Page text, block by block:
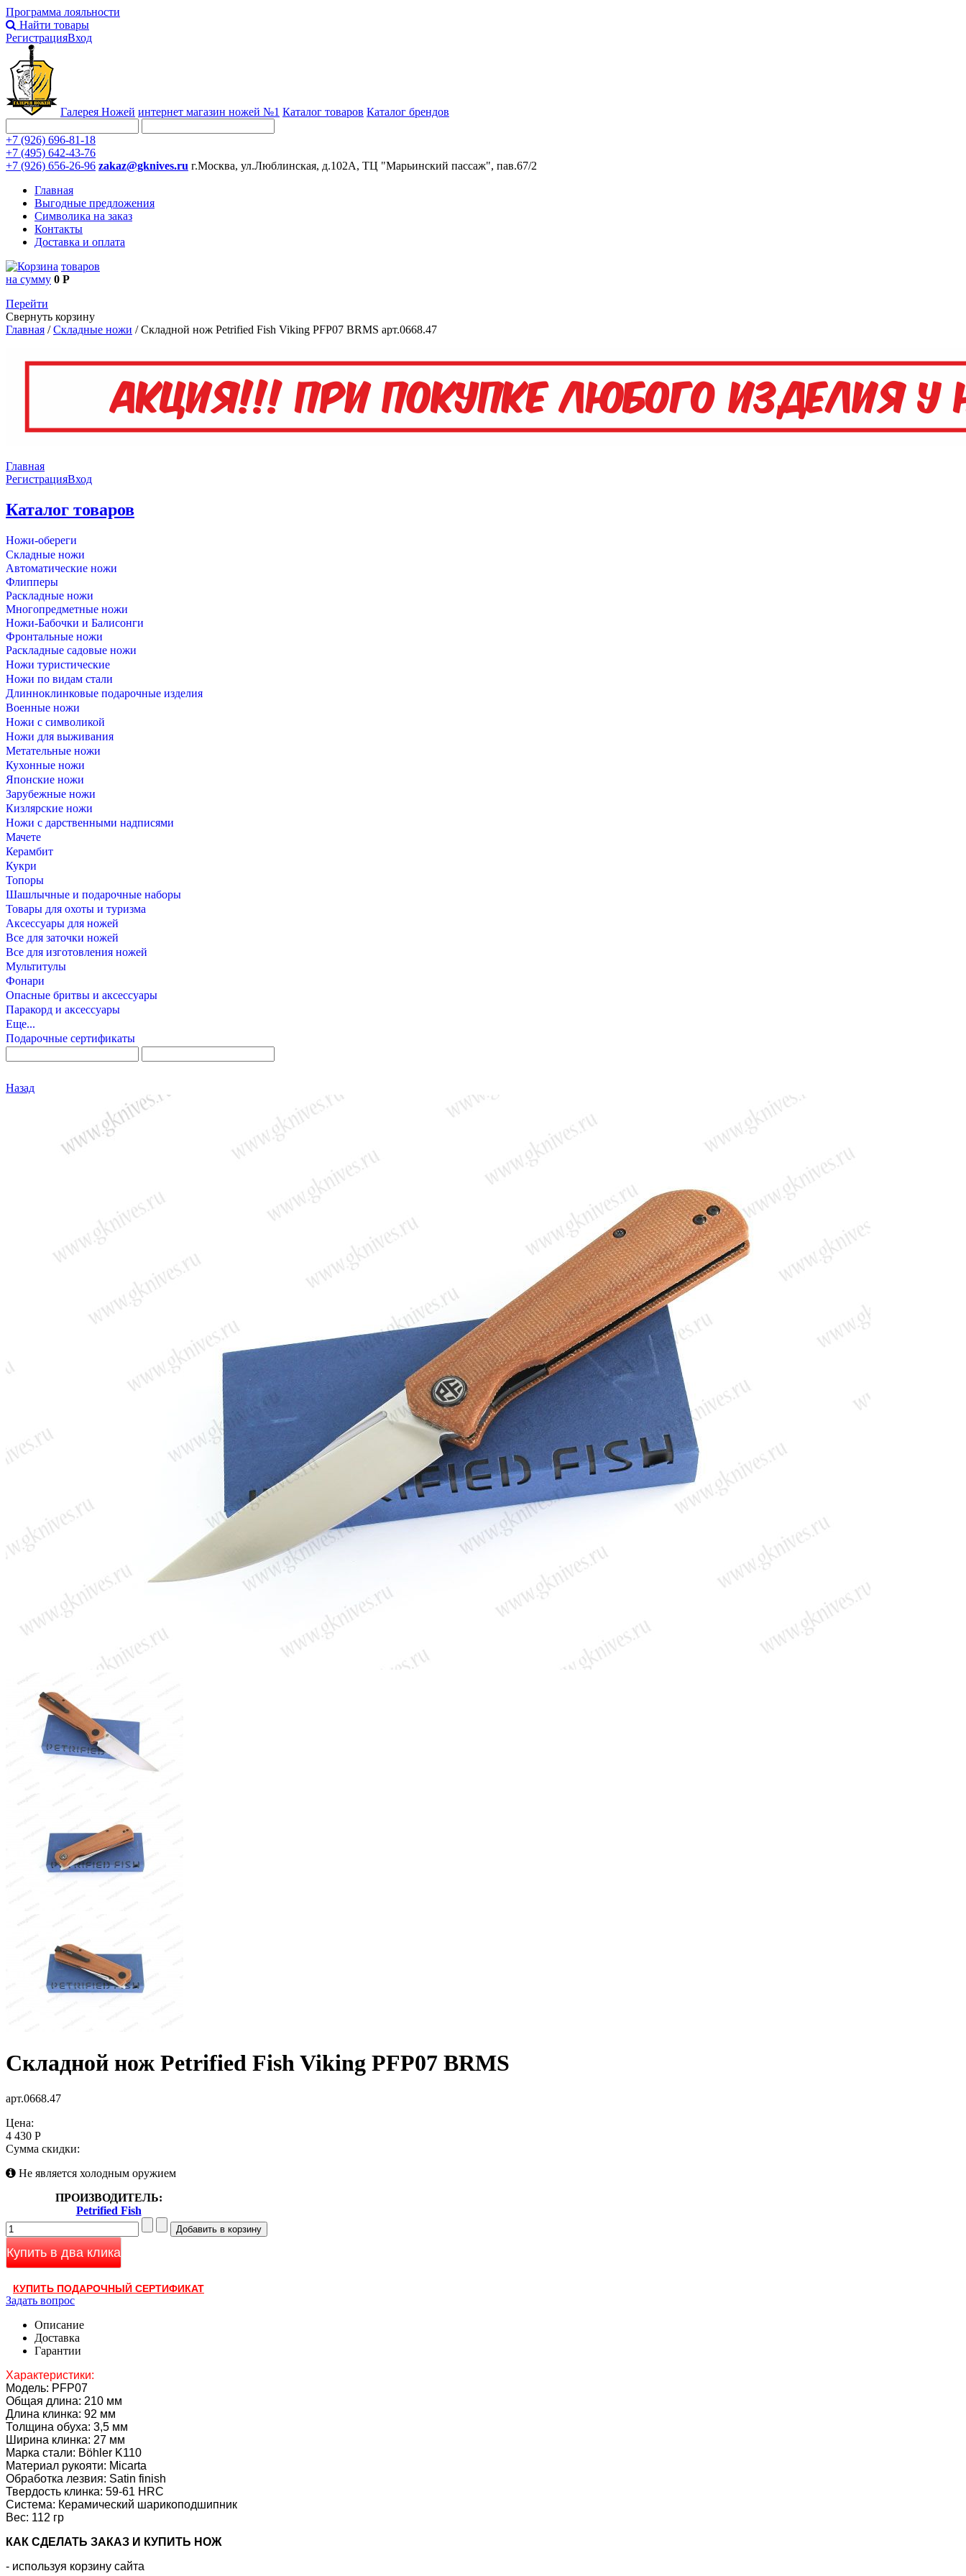
Программа лояльности
Найти товары
РегистрацияВход
Галерея Ножей интернет магазин ножей №1 Каталог товаров Каталог брендов
+7 (926) 696-81-18
+7 (495) 642-43-76
+7 (926) 656-26-96 zakaz@gknives.ru г.Москва, ул.Люблинская, д.102А, ТЦ "Марьинский пассаж", пав.67/2
Главная
Выгодные предложения
Символика на заказ
Контакты
Доставка и оплата
товаров
на сумму 0 Р
Перейти
Свернуть корзину
Главная /Складные ножи /Складной нож Petrified Fish Viking PFP07 BRMS арт.0668.47
Главная
РегистрацияВход
Каталог товаров
Ножи-обереги
Складные ножи
Автоматические ножи
Флипперы
Раскладные ножи
Многопредметные ножи
Ножи-Бабочки и Балисонги
Фронтальные ножи
Раскладные садовые ножи
Ножи туристические
Ножи по видам стали
Длинноклинковые подарочные изделия
Военные ножи
Ножи с символикой
Ножи для выживания
Метательные ножи
Кухонные ножи
Японские ножи
Зарубежные ножи
Кизлярские ножи
Ножи с дарственными надписями
Мачете
Керамбит
Кукри
Топоры
Шашлычные и подарочные наборы
Товары для охоты и туризма
Аксессуары для ножей
Все для заточки ножей
Все для изготовления ножей
Мультитулы
Фонари
Опасные бритвы и аксессуары
Паракорд и аксессуары
Еще...
Подарочные сертификаты
Назад
Складной нож Petrified Fish Viking PFP07 BRMS
арт.0668.47
Цена:
4 430 Р
Сумма скидки:
Не является холодным оружием
ПРОИЗВОДИТЕЛЬ:
Petrified Fish
Купить в два клика
КУПИТЬ ПОДАРОЧНЫЙ СЕРТИФИКАТ
Задать вопрос
Описание
Доставка
Гарантии
Характеристики:
Модель: PFP07
Общая длина: 210 мм
Длина клинка: 92 мм
Толщина обуха: 3,5 мм
Ширина клинка: 27 мм
Марка стали: Böhler K110
Материал рукояти: Micarta
Обработка лезвия: Satin finish
Твердость клинка: 59-61 HRC
Система: Керамический шарикоподшипник
Вес: 112 гр
КАК CДЕЛАТЬ ЗАКАЗ И КУПИТЬ НОЖ
- используя корзину сайта